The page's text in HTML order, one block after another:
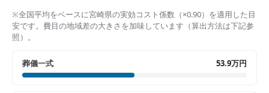
※全国平均をベースに宮崎県の実効コスト係数（×0.90）を適用した目
安です。費目の地域差の大きさを加味しています（算出方法は下記参
照）。
葬儀一式 53.9万円